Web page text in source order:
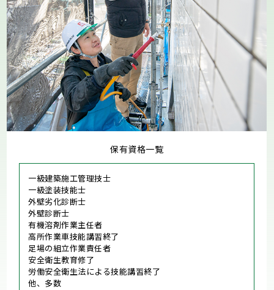
保有資格一覧
一級建築施工管理技士
一級塗装技能士
外壁劣化診断士
外壁診断士
有機溶剤作業主任者
高所作業車技能講習終了
足場の組立作業責任者
安全衛生教育修了
労働安全衛生法による技能講習終了
他、多数